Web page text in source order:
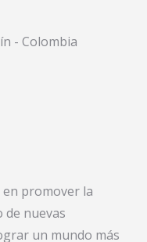
- Colombia
promover la
de nuevas
un mundo más